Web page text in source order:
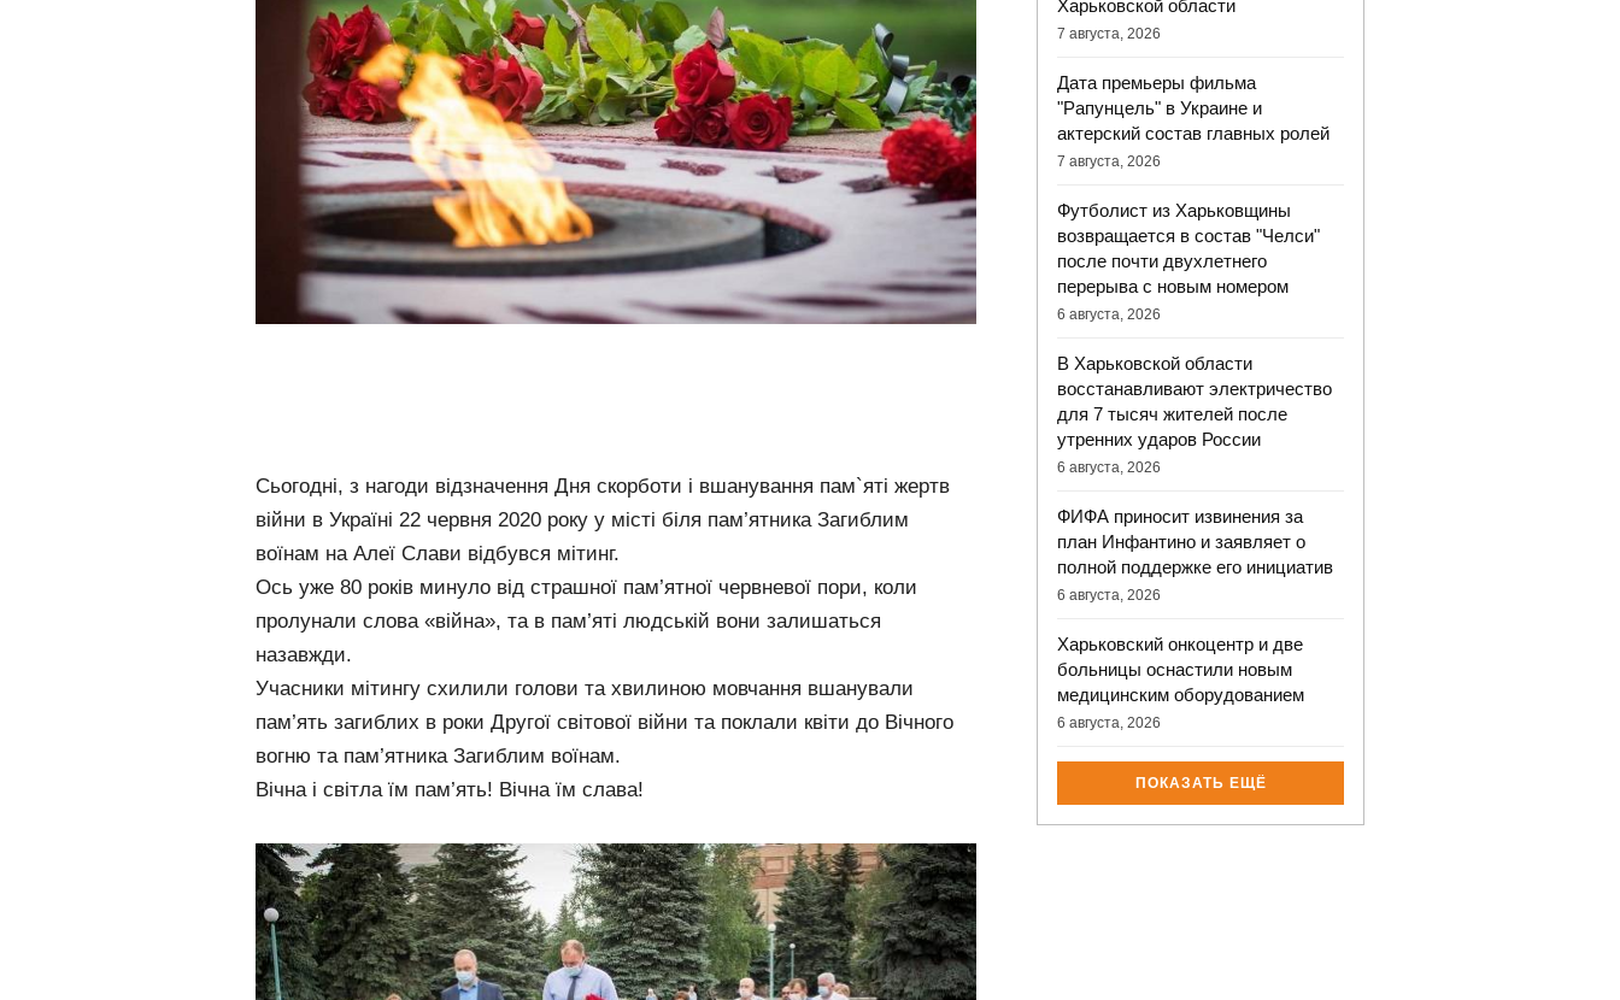
Сьогодні, з нагоди відзначення Дня скорботи і вшанування пам`яті жертв
війни в Україні 22 червня 2020 року у місті біля пам’ятника Загиблим
воїнам на Алеї Слави відбувся мітинг.
Ось уже 80 років минуло від страшної пам’ятної червневої пори, коли
пролунали слова «війна», та в пам’яті людській вони залишаться
назавжди.
Учасники мітингу схилили голови та хвилиною мовчання вшанували
пам’ять загиблих в роки Другої світової війни та поклали квіти до Вічного
вогню та пам’ятника Загиблим воїнам.
Вічна і світла їм пам’ять! Вічна їм слава!
Харьковской области
7 августа, 2026
Дата премьеры фильма
"Рапунцель" в Украине и
актерский состав главных ролей
7 августа, 2026
Футболист из Харьковщины
возвращается в состав "Челси"
после почти двухлетнего
перерыва с новым номером
6 августа, 2026
В Харьковской области
восстанавливают электричество
для 7 тысяч жителей после
утренних ударов России
6 августа, 2026
ФИФА приносит извинения за
план Инфантино и заявляет о
полной поддержке его инициатив
6 августа, 2026
Харьковский онкоцентр и две
больницы оснастили новым
медицинским оборудованием
6 августа, 2026
ПОКАЗАТЬ ЕЩЁ